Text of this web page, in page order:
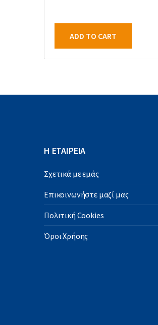
ADD TO CART
Η ΕΤΑΙΡΕΙΑ
Σχετικά με εμάς
Επικοινωνήστε μαζί μας
Πολιτική Cookies
Όροι Χρήσης